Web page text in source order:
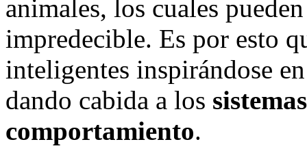
animales, los cuales
impredecible. Es por esto
inteligentes inspirándose
dando cabida a los
comportamiento.